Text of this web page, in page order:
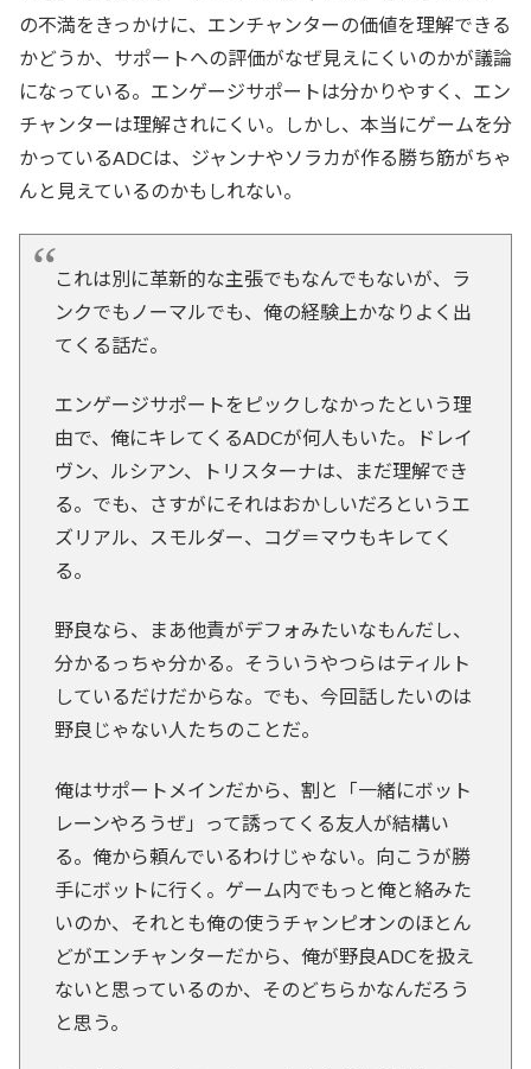
の不満をきっかけに、エンチャンターの価値を理解できる
かどうか、サポートへの評価がなぜ見えにくいのかが議論
になっている。エンゲージサポートは分かりやすく、エン
チャンターは理解されにくい。しかし、本当にゲームを分
かっているADCは、ジャンナやソラカが作る勝ち筋がちゃ
んと見えているのかもしれない。
これは別に革新的な主張でもなんでもないが、ラ
ンクでもノーマルでも、俺の経験上かなりよく出
てくる話だ。
エンゲージサポートをピックしなかったという理
由で、俺にキレてくるADCが何人もいた。ドレイ
ヴン、ルシアン、トリスターナは、まだ理解でき
る。でも、さすがにそれはおかしいだろというエ
ズリアル、スモルダー、コグ＝マウもキレてく
る。
野良なら、まあ他責がデフォみたいなもんだし、
分かるっちゃ分かる。そういうやつらはティルト
しているだけだからな。でも、今回話したいのは
野良じゃない人たちのことだ。
俺はサポートメインだから、割と「一緒にボット
レーンやろうぜ」って誘ってくる友人が結構い
る。俺から頼んでいるわけじゃない。向こうが勝
手にボットに行く。ゲーム内でもっと俺と絡みた
いのか、それとも俺の使うチャンピオンのほとん
どがエンチャンターだから、俺が野良ADCを扱え
ないと思っているのか、そのどちらかなんだろう
と思う。